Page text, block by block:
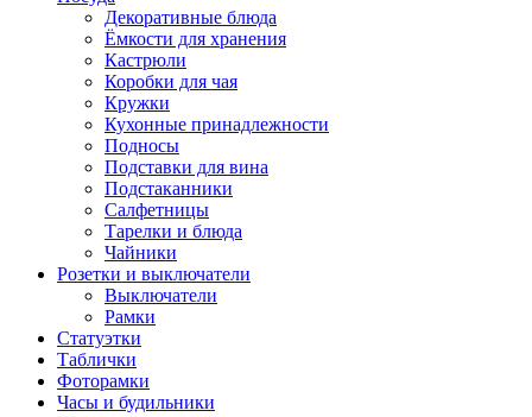
Декоративные блюда
Ёмкости для хранения
Кастрюли
Коробки для чая
Кружки
Кухонные принадлежности
Подносы
Подставки для вина
Подстаканники
Салфетницы
Тарелки и блюда
Чайники
Розетки и выключатели
Выключатели
Рамки
Статуэтки
Таблички
Фоторамки
Часы и будильники